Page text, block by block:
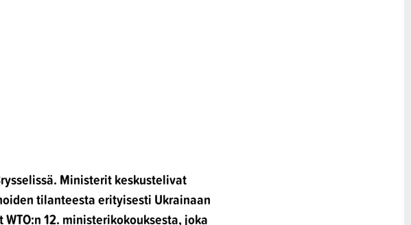
Ministerit keskustelivat
tilanteesta erityisesti Ukrainaan
12. ministerikokouksesta, joka